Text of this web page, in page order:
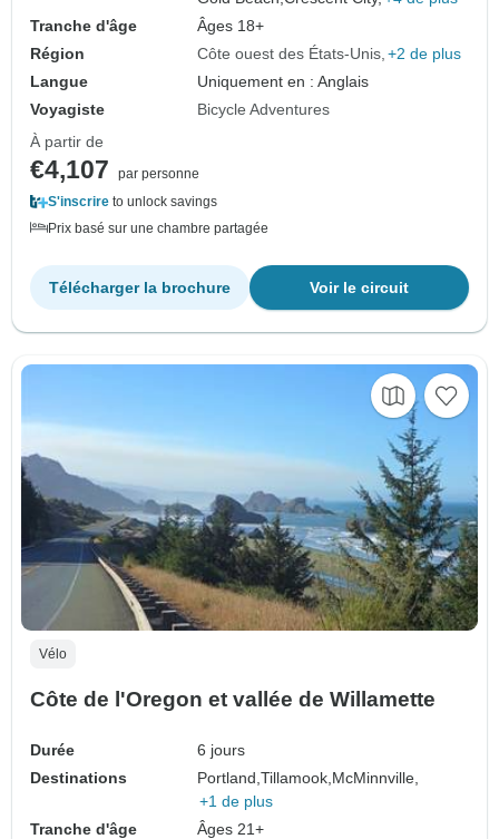
Tranche d'âge
Âges 18+
Région
Côte ouest des États-Unis +2 de plus
Langue
Uniquement en : Anglais
Voyagiste
Bicycle Adventures
À partir de
€4,107
par personne
S'inscrire to unlock savings
Prix basé sur une chambre partagée
Voir le circuit
Télécharger la brochure
Vélo
Côte de l'Oregon et vallée de Willamette
Durée
6 jours
Destinations
Portland,Tillamook, McMinnville,
+1 de plus
Tranche d'âge
Âges 21+